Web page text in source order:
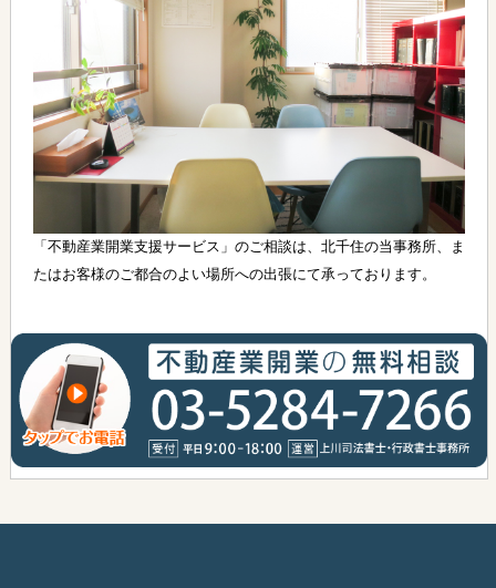
「不動産業開業支援サービス」のご相談は、北千住の当事務所、ま
たはお客様のご都合のよい場所への出張にて承っております。